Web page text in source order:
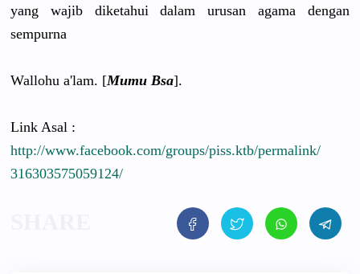
yang wajib diketahui dalam urusan agama dengan
sempurna
Wallohu a'lam. [Mumu Bsa].
Link Asal :
http://www.facebook.com/groups/piss.ktb/permalink/
316303575059124/